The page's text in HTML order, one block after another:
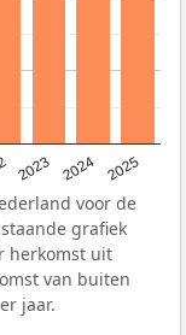
2023 2024 2025
voor de
grafiek
herkomst uit
van buiten
jaar.